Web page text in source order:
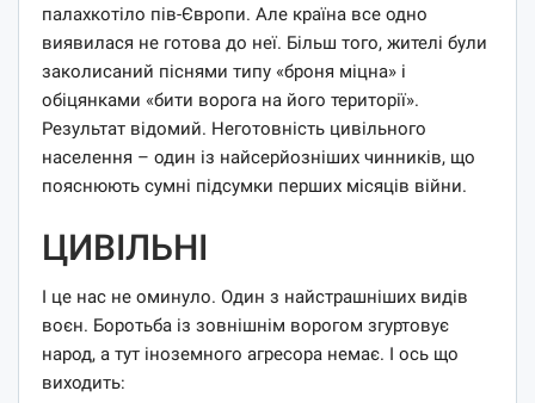
палахкотіло пів-Європи. Але країна все одно
виявилася не готова до неї. Більш того, жителі були
заколисаний піснями типу «броня міцна» і
обіцянками «бити ворога на його території».
Результат відомий. Неготовність цивільного
населення – один із найсерйозніших чинників, що
пояснюють сумні підсумки перших місяців війни.
ЦИВІЛЬНІ
І це нас не оминуло. Один з найстрашніших видів
воєн. Боротьба із зовнішнім ворогом згуртовує
народ, а тут іноземного агресора немає. І ось що
виходить: